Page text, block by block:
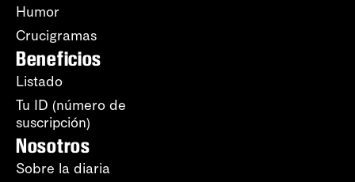
Humor
Crucigramas
Beneficios
Listado
Tu ID (número de
suscripción)
Nosotros
Sobre la diaria